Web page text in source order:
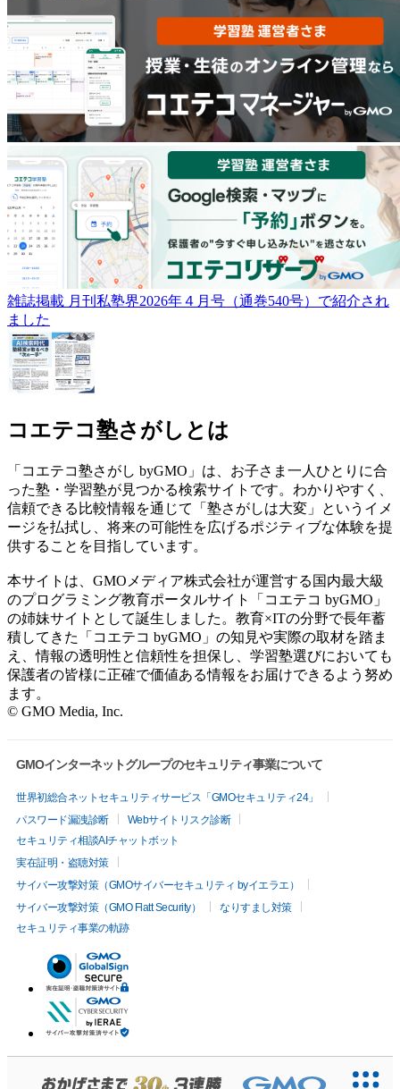
雑誌掲載 月刊私塾界2026年４月号（通巻540号）で紹介され
ました
コエテコ塾さがしとは
「コエテコ塾さがし byGMO」は、お子さま一人ひとりに合
った塾・学習塾が見つかる検索サイトです。わかりやすく、
信頼できる比較情報を通じて「塾さがしは大変」というイメ
ージを払拭し、将来の可能性を広げるポジティブな体験を提
供することを目指しています。
本サイトは、GMOメディア株式会社が運営する国内最大級
のプログラミング教育ポータルサイト「コエテコ byGMO」
の姉妹サイトとして誕生しました。教育×ITの分野で長年蓄
積してきた「コエテコ byGMO」の知見や実際の取材を踏ま
え、情報の透明性と信頼性を担保し、学習塾選びにおいても
保護者の皆様に正確で価値ある情報をお届けできるよう努め
ます。
© GMO Media, Inc.
GMOインターネットグループのセキュリティ事業について
世界初総合ネットセキュリティサービス「GMOセキュリティ24」
パスワード漏洩診断
Webサイトリスク診断
セキュリティ相談AIチャットボット
実在証明・盗聴対策
サイバー攻撃対策（GMOサイバーセキュリティ byイエラエ）
サイバー攻撃対策（GMO Flatt Security）
なりすまし対策
セキュリティ事業の軌跡